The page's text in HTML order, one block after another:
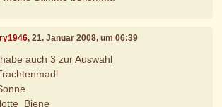
, 21. Januar 2008, um 06:39
auch 3 zur Auswahl